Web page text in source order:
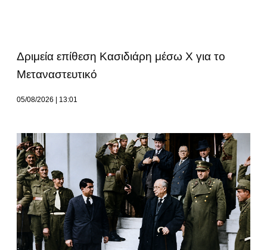
Δριμεία επίθεση Κασιδιάρη μέσω Χ για το
Μεταναστευτικό
05/08/2026 13:01